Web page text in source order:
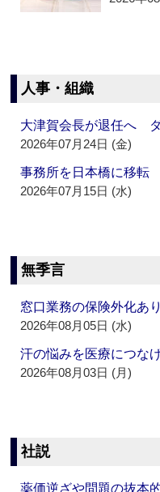
人事・組織
大津賀会長が退任へ
2026年07月24日 (金)
事務所を日本橋に移転
2026年07月15日 (水)
無季言
窓口業務の保険外化あ
2026年08月05日 (水)
汗の悩みを医療につな
2026年08月03日 (月)
社説
薬価逆ざや問題の抜本